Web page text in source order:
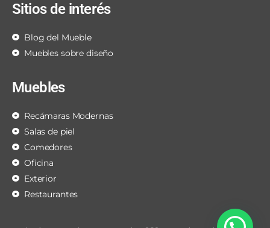
Sitios de interés
Blog del Mueble
Muebles sobre diseño
Muebles
Recámaras Modernas
Salas de piel
Comedores
Oficina
Exterior
Restaurantes